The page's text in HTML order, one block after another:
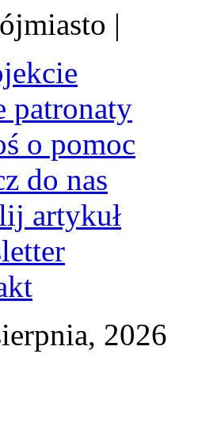
|
patronaty
o pomoc
do nas
artykuł
2026